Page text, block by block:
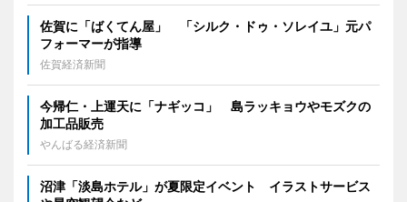
佐賀に「ばくてん屋」 「シルク・ドゥ・ソレイユ」元パ
フォーマーが指導
佐賀経済新聞
今帰仁・上運天に「ナギッコ」 島ラッキョウやモズクの
加工品販売
やんばる経済新聞
沼津「淡島ホテル」が夏限定イベント イラストサービス